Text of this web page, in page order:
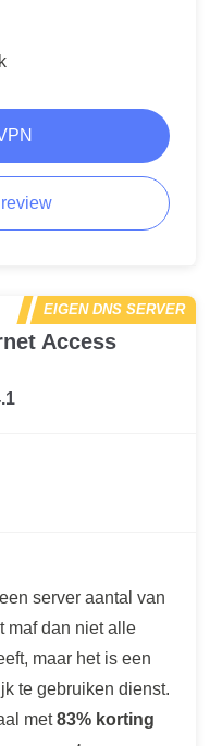
EIGEN DNS SERVER
Access
server aantal van
maf dan niet alle
maar het is een
te gebruiken dienst.
met83% korting